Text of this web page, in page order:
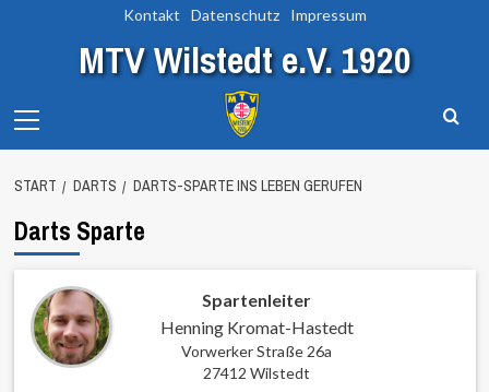
Kontakt Datenschutz Impressum
MTV Wilstedt e.V. 1920
Menu
START DARTS DARTS-SPARTE INS LEBEN GERUFEN
Darts Sparte
Spartenleiter
Henning Kromat-Hastedt
Vorwerker Straße 26a
27412 Wilstedt